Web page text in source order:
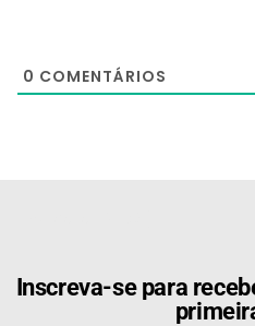
0 COMENTÁRIOS
Inscreva-se para